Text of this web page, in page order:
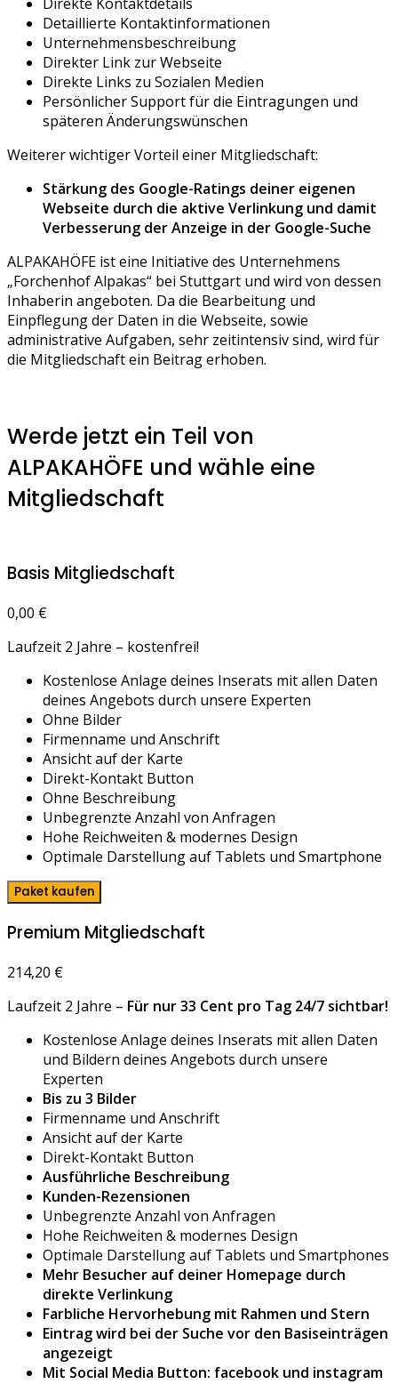
Detaillierte Kontaktinformationen
Unternehmensbeschreibung
Direkter Link zur Webseite
Direkte Links zu Sozialen Medien
Persönlicher Support für die Eintragungen und
späteren Änderungswünschen
Weiterer wichtiger Vorteil einer Mitgliedschaft:
Stärkung des Google-Ratings deiner eigenen
Webseite durch die aktive Verlinkung und damit
Verbesserung der Anzeige in der Google-Suche
ALPAKAHÖFE ist eine Initiative des Unternehmens
„Forchenhof Alpakas“ bei Stuttgart und wird von dessen
Inhaberin angeboten. Da die Bearbeitung und
Einpflegung der Daten in die Webseite, sowie
administrative Aufgaben, sehr zeitintensiv sind, wird für
die Mitgliedschaft ein Beitrag erhoben.
Werde jetzt ein Teil von
ALPAKAHÖFE und wähle eine
Mitgliedschaft
Basis Mitgliedschaft
0,00 €
Laufzeit 2 Jahre – kostenfrei!
Kostenlose Anlage deines Inserats mit allen Daten
deines Angebots durch unsere Experten
Ohne Bilder
Firmenname und Anschrift
Ansicht auf der Karte
Direkt-Kontakt Button
Ohne Beschreibung
Unbegrenzte Anzahl von Anfragen
Hohe Reichweiten & modernes Design
Optimale Darstellung auf Tablets und Smartphone
Paket kaufen
Premium Mitgliedschaft
214,20 €
Laufzeit 2 Jahre – Für nur 33 Cent pro Tag 24/7 sichtbar!
Kostenlose Anlage deines Inserats mit allen Daten
und Bildern deines Angebots durch unsere
Experten
Bis zu 3 Bilder
Firmenname und Anschrift
Ansicht auf der Karte
Direkt-Kontakt Button
Ausführliche Beschreibung
Kunden-Rezensionen
Unbegrenzte Anzahl von Anfragen
Hohe Reichweiten & modernes Design
Optimale Darstellung auf Tablets und Smartphones
Mehr Besucher auf deiner Homepage durch
direkte Verlinkung
Farbliche Hervorhebung mit Rahmen und Stern
Eintrag wird bei der Suche vor den Basiseinträgen
angezeigt
Mit Social Media Button: facebook und instagram